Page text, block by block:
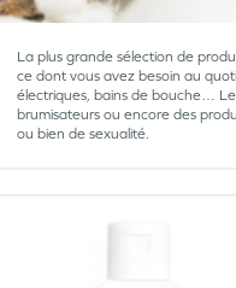
La plus grande sélection de
ce dont vous avez besoin au
électriques, bains de bouche… Le
brumisateurs ou encore des
ou bien de sexualité.